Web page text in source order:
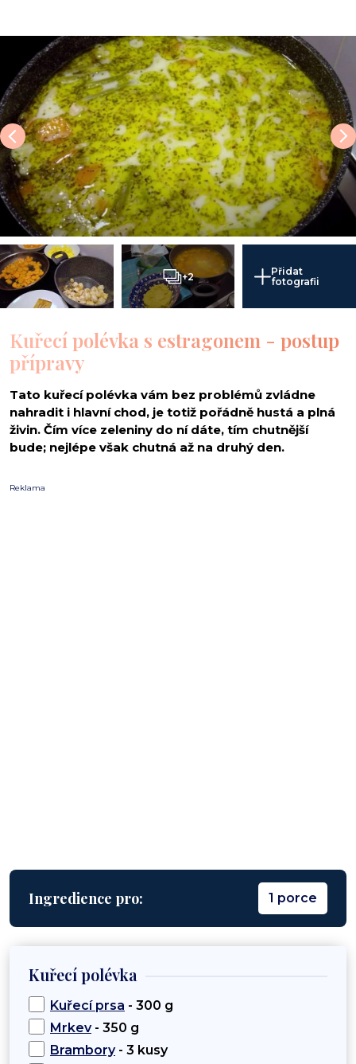
+2
Přidat
fotografii
Kuřecí polévka s estragonem - postup
přípravy
Tato kuřecí polévka vám bez problémů zvládne
nahradit i hlavní chod, je totiž pořádně hustá a plná
živin. Čím více zeleniny do ní dáte, tím chutnější
bude; nejlépe však chutná až na druhý den.
Reklama
Ingredience pro: 1 porce
Kuřecí polévka
Kuřecí prsa - 300 g
Mrkev- 350 g
Brambory- 3 kusy